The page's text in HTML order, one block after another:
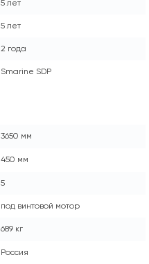
5 лет
5 лет
2 года
Smarine SDP
3650 мм
450 мм
5
под винтовой мотор
689 кг
Россия